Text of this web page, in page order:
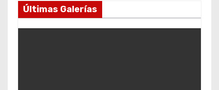
Últimas Galerías